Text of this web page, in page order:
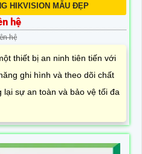
HIKVISION MẪU ĐẸP
hệ
hệ
thiết bị an ninh tiên tiến với
ghi hình và theo dõi chất
sự an toàn và bảo vệ tối đa